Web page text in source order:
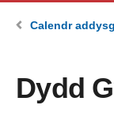
Calendr
Dydd